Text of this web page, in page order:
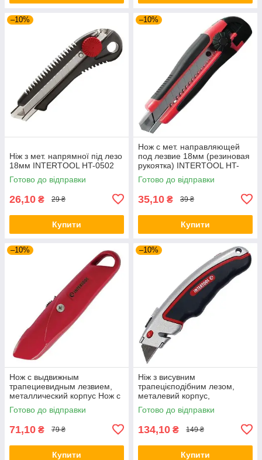
–10%
Ніж з мет. напрямної під лезо
18мм INTERTOOL HT-0502
Готово до відправки
26,10 ₴ 29 ₴
Купити
–10%
Нож с мет. направляющей
под лезвие 18мм (резиновая
рукоятка) INTERTOOL HT-
0503
Готово до відправки
35,10 ₴ 39 ₴
Купити
–10%
Нож с выдвижным
трапециевидным лезвием,
металлический корпус Нож с
отломным лезвием 18 мм
HT-0505
Готово до відправки
71,10 ₴ 79 ₴
Купити
–10%
Ніж з висувним
трапецієподібним лезом,
металевий корпус,
прогумований INTERTOOL
HT-0516
Готово до відправки
134,10 ₴ 149 ₴
Купити